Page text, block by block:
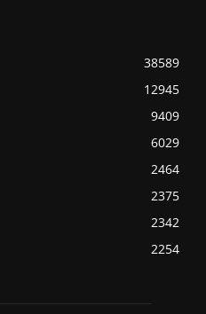
38589
12945
9409
6029
2464
2375
2342
2254